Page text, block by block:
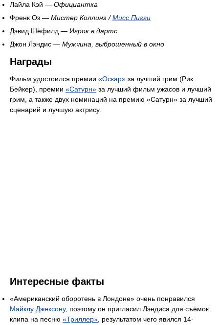
Лайла Кэй — Официантка
Френк Оз — Мистер Коллинз /Мисс Пигги
Дэвид Шёфилд — Игрок в дартс
Джон Лэндис — Мужчина, выброшенный в окно
Награды
Фильм удостоился премии «Оскар» за лучший грим (Рик
Бейкер), премии «Сатурн» за лучший фильм ужасов и лучший
грим, а также двух номинаций на премию «Сатурн» за лучший
сценарий и лучшую актрису.
Интересные факты
«Американский оборотень в Лондоне» очень понравился
Майклу Джексону, поэтому он пригласил Лэндиса для съёмок
клипа на песню «Триллер» , результатом чего явился 14-